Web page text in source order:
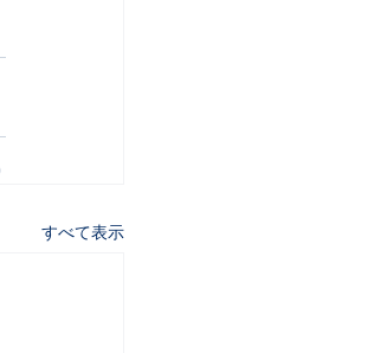
すべて表示